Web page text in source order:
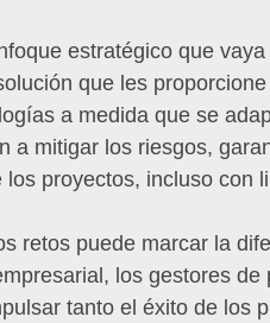
estratégico que
que les
a medida que se
a mitigar los riesgos,
proyectos, incluso con
retos puede marcar la
los gestores
tanto el éxito de los